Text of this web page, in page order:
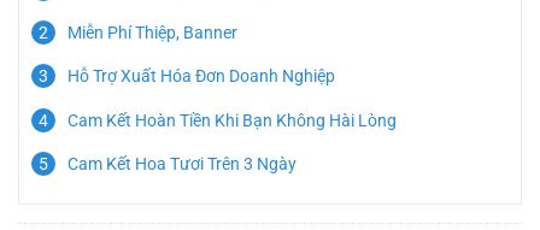
Miễn Phí Thiệp, Banner
Hỗ Trợ Xuất Hóa Đơn Doanh Nghiệp
Cam Kết Hoàn Tiền Khi Bạn Không Hài Lòng
Cam Kết Hoa Tươi Trên 3 Ngày